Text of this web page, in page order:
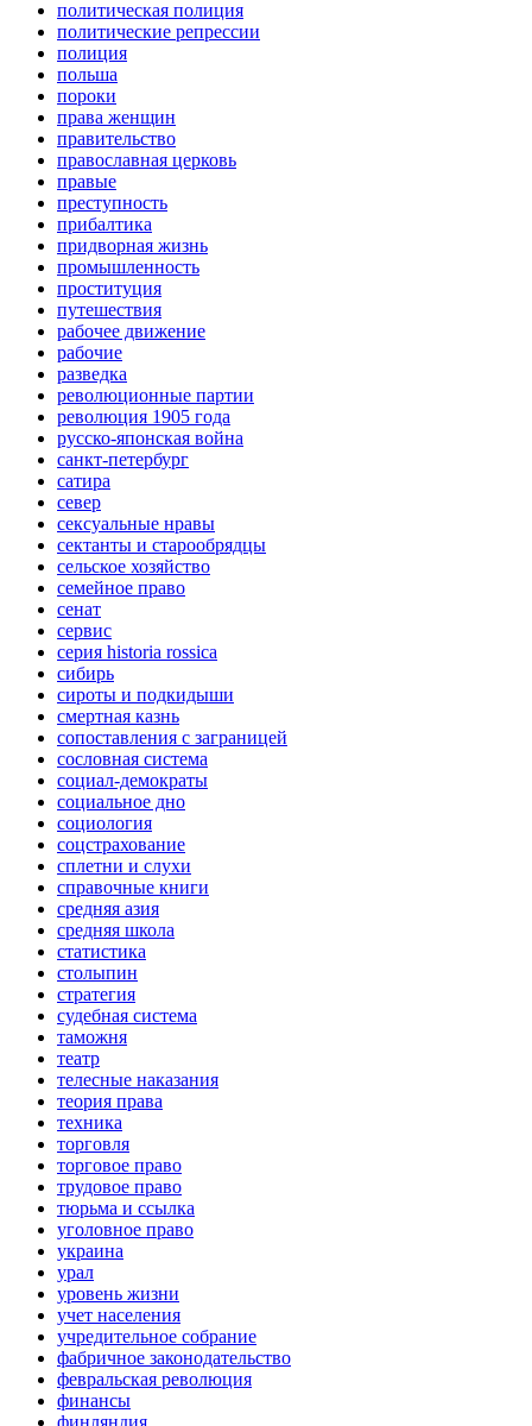
политическая полиция
политические репрессии
полиция
польша
пороки
права женщин
правительство
православная церковь
правые
преступность
прибалтика
придворная жизнь
промышленность
проституция
путешествия
рабочее движение
рабочие
разведка
революционные партии
революция 1905 года
русско-японская война
санкт-петербург
сатира
север
сексуальные нравы
сектанты и старообрядцы
сельское хозяйство
семейное право
сенат
сервис
серия historia rossica
сибирь
сироты и подкидыши
смертная казнь
сопоставления с заграницей
сословная система
социал-демократы
социальное дно
социология
соцстрахование
сплетни и слухи
справочные книги
средняя азия
средняя школа
статистика
столыпин
стратегия
судебная система
таможня
театр
телесные наказания
теория права
техника
торговля
торговое право
трудовое право
тюрьма и ссылка
уголовное право
украина
урал
уровень жизни
учет населения
учредительное собрание
фабричное законодательство
февральская революция
финансы